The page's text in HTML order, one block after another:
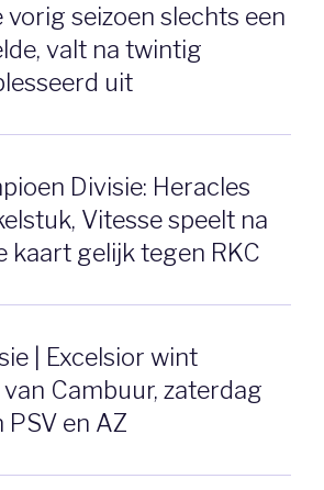
vorig seizoen slechts een
valt na twintig
uit
Divisie: Heracles
Vitesse speelt na
kaart gelijk tegen RKC
| Excelsior wint
Cambuur, zaterdag
en AZ